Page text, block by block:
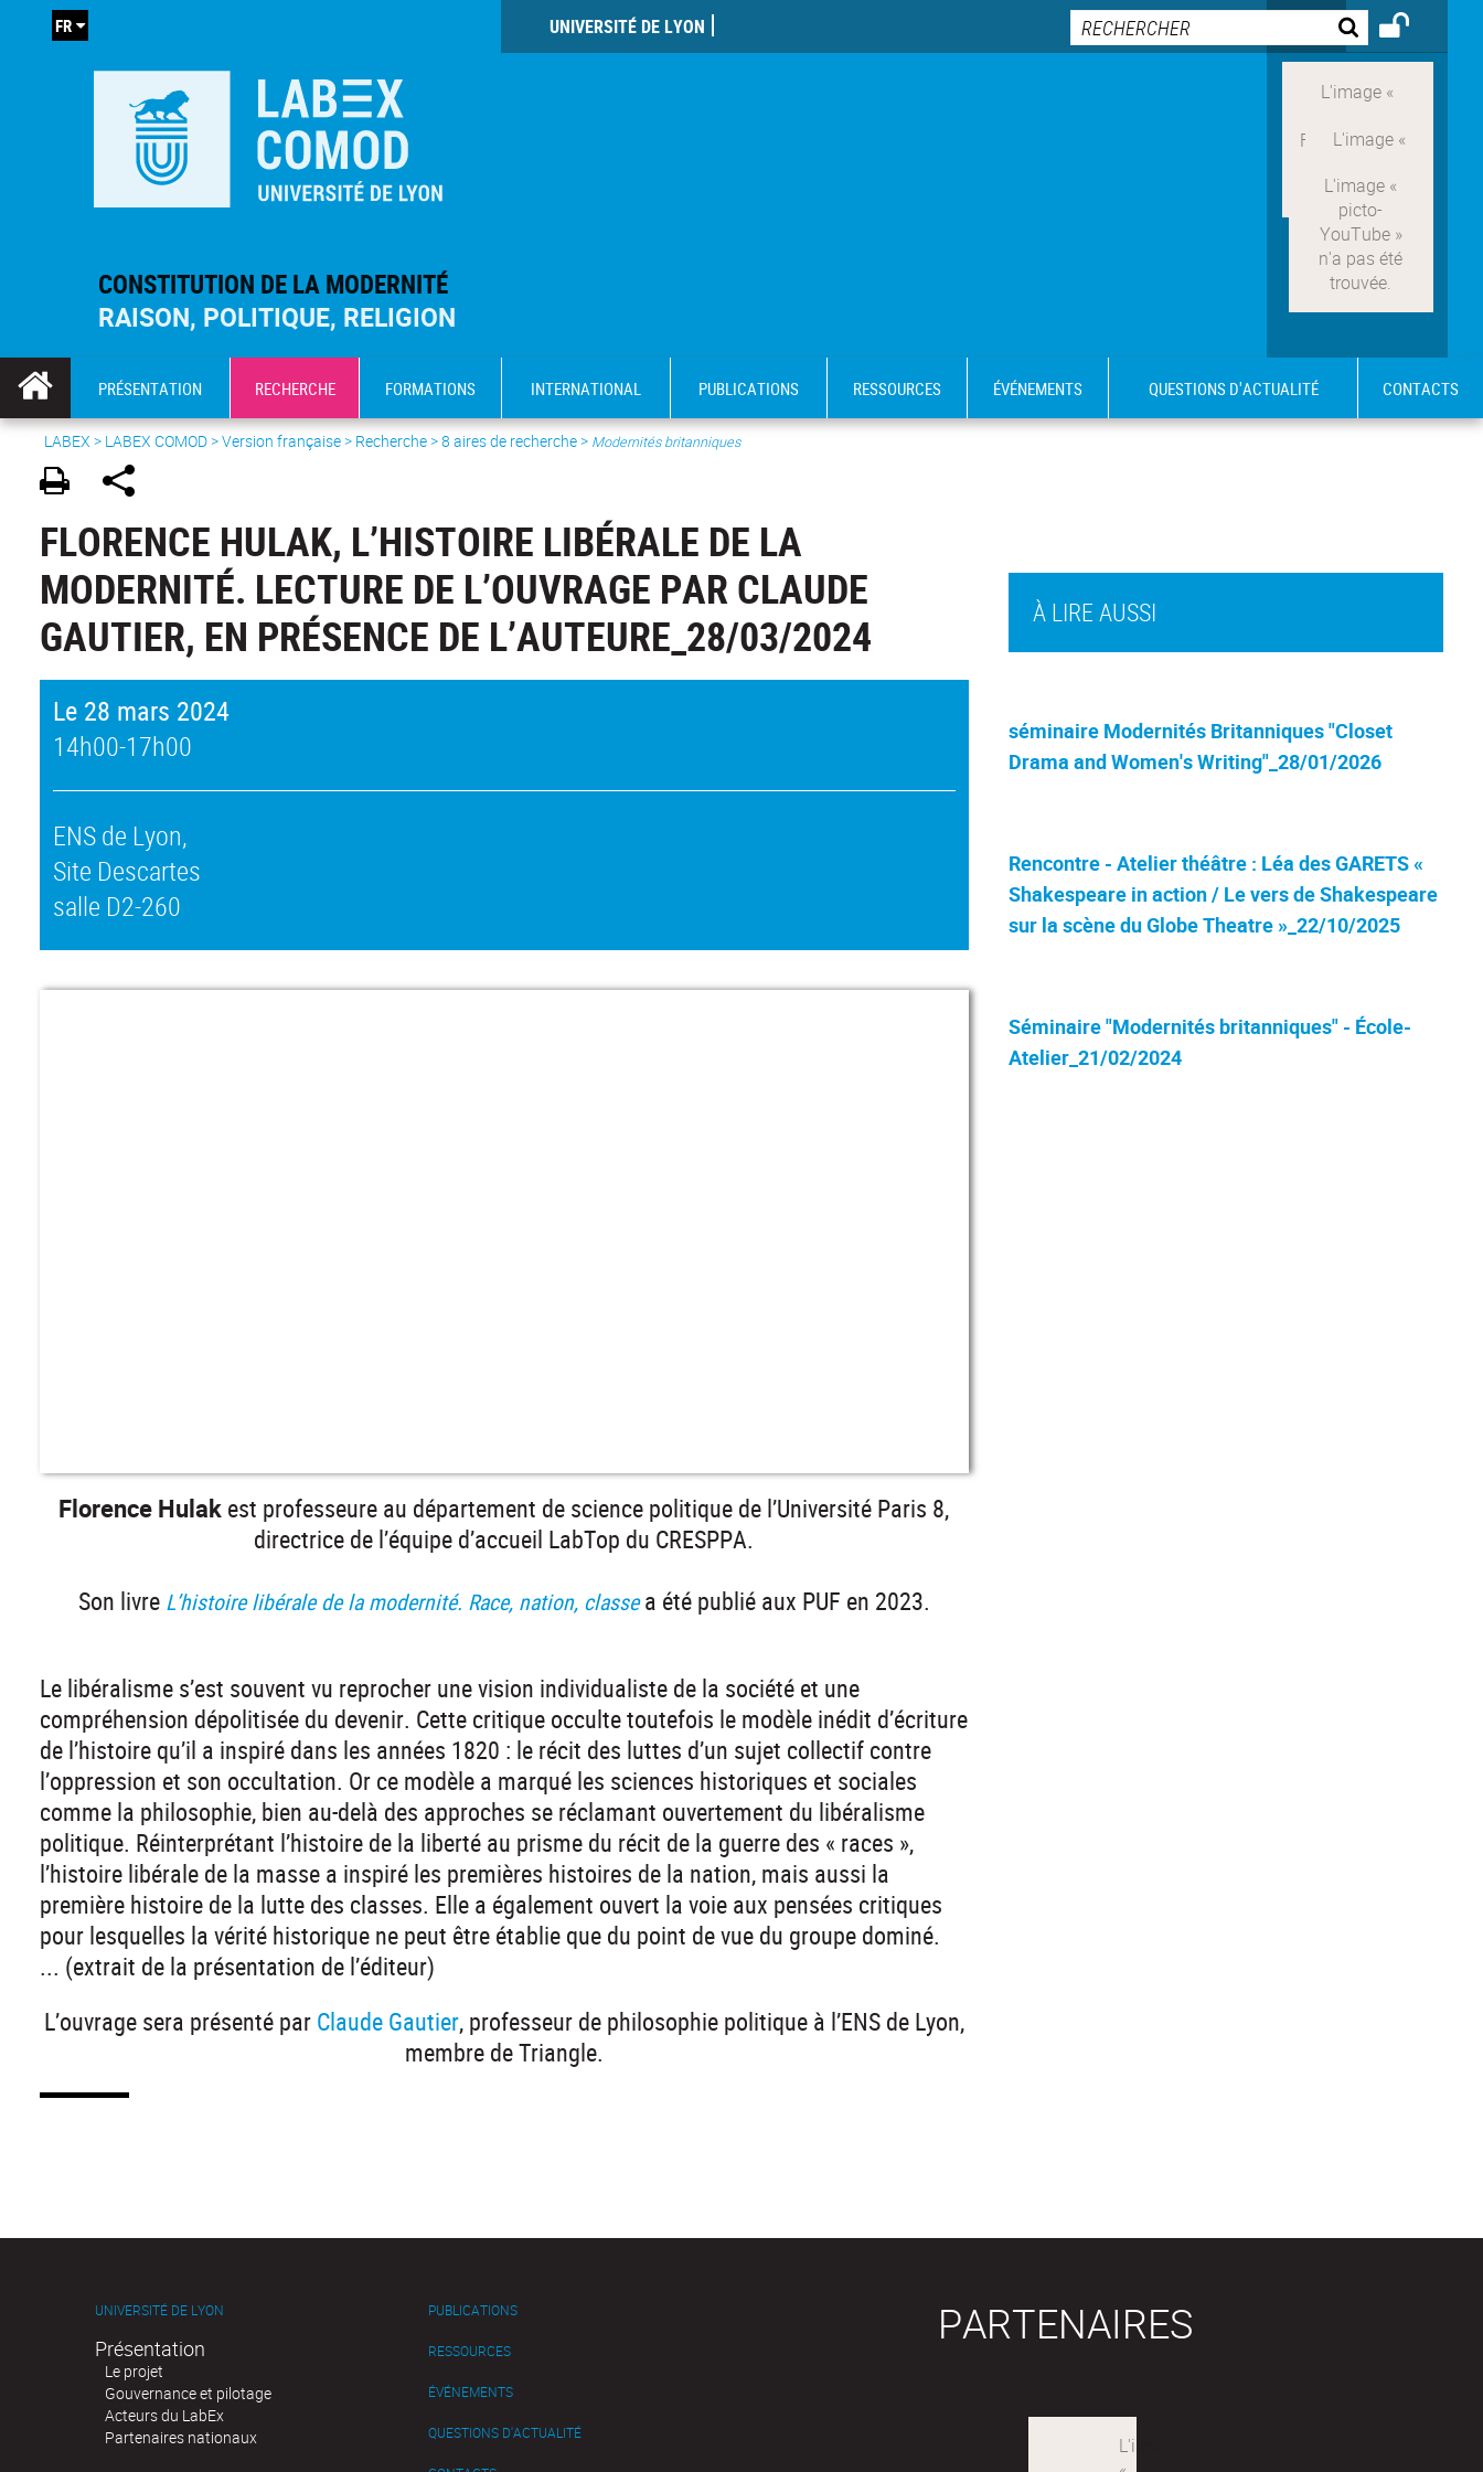
CONSTITUTION DE LA MODERNITÉ
RAISON, POLITIQUE, RELIGION
UNIVERSITÉ DE LYON
FR
PRÉSENTATION RECHERCHE FORMATIONS INTERNATIONAL PUBLICATIONS RESSOURCES ÉVÉNEMENTS QUESTIONS D'ACTUALITÉ CONTACTS
LABEX > LABEX COMOD>Version française> Recherche >8 aires de recherche> Modernités britanniques
FLORENCE HULAK, L’HISTOIRE LIBÉRALE DE LA
MODERNITÉ. LECTURE DE L’OUVRAGE PAR CLAUDE
GAUTIER, EN PRÉSENCE DE L’AUTEURE_28/03/2024
Le 28 mars 2024
14h00-17h00
ENS de Lyon,
Site Descartes
salle D2-260
Florence Hulak est professeure au département de science politique de l’Université Paris 8,
directrice de l’équipe d’accueil LabTop du CRESPPA.
Son livre L’histoire libérale de la modernité. Race, nation, classea été publié aux PUF en 2023.
Le libéralisme s’est souvent vu reprocher une vision individualiste de la société et une
compréhension dépolitisée du devenir. Cette critique occulte toutefois le modèle inédit d’écriture
de l’histoire qu’il a inspiré dans les années 1820 : le récit des luttes d’un sujet collectif contre
l’oppression et son occultation. Or ce modèle a marqué les sciences historiques et sociales
comme la philosophie, bien au-delà des approches se réclamant ouvertement du libéralisme
politique. Réinterprétant l’histoire de la liberté au prisme du récit de la guerre des « races »,
l’histoire libérale de la masse a inspiré les premières histoires de la nation, mais aussi la
première histoire de la lutte des classes. Elle a également ouvert la voie aux pensées critiques
pour lesquelles la vérité historique ne peut être établie que du point de vue du groupe dominé.
... (extrait de la présentation de l’éditeur)
L’ouvrage sera présenté par Claude Gautier, professeur de philosophie politique à l’ENS de Lyon,
membre de Triangle.
À LIRE AUSSI
séminaire Modernités Britanniques "Closet
Drama and Women's Writing"_28/01/2026
Rencontre - Atelier théâtre : Léa des GARETS «
Shakespeare in action / Le vers de Shakespeare
sur la scène du Globe Theatre »_22/10/2025
Séminaire "Modernités britanniques" - École-
Atelier_21/02/2024
UNIVERSITÉ DE LYON
Présentation
Le projet
Gouvernance et pilotage
Acteurs du LabEx
Partenaires nationaux
PUBLICATIONS
RESSOURCES
ÉVÉNEMENTS
QUESTIONS D'ACTUALITÉ
PARTENAIRES